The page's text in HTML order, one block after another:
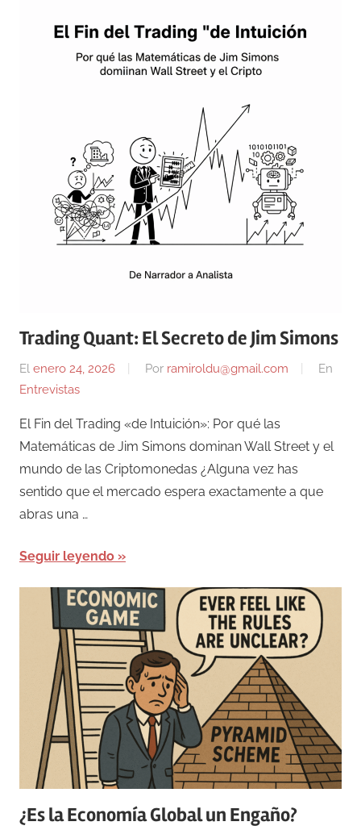
Trading Quant: El Secreto de Jim Simons
El enero 24, 2026 Por ramiroldu@gmail.com
En
Entrevistas
El Fin del Trading «de Intuición»: Por qué las
Matemáticas de Jim Simons dominan Wall Street y el
mundo de las Criptomonedas ¿Alguna vez has
sentido que el mercado espera exactamente a que
abras una …
Seguir leyendo
¿Es la Economía Global un Engaño?